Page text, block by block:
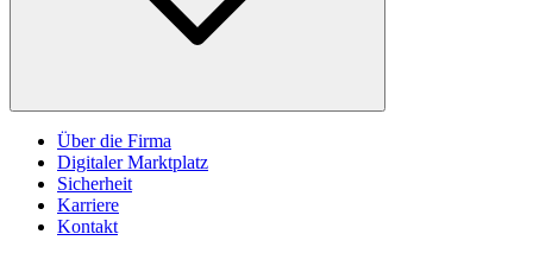
Über die Firma
Digitaler Marktplatz
Sicherheit
Karriere
Kontakt